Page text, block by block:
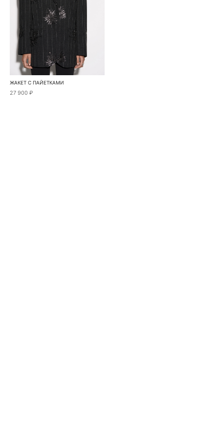
ЖАКЕТ С ПАЙЕТКАМИ
27 900 ₽